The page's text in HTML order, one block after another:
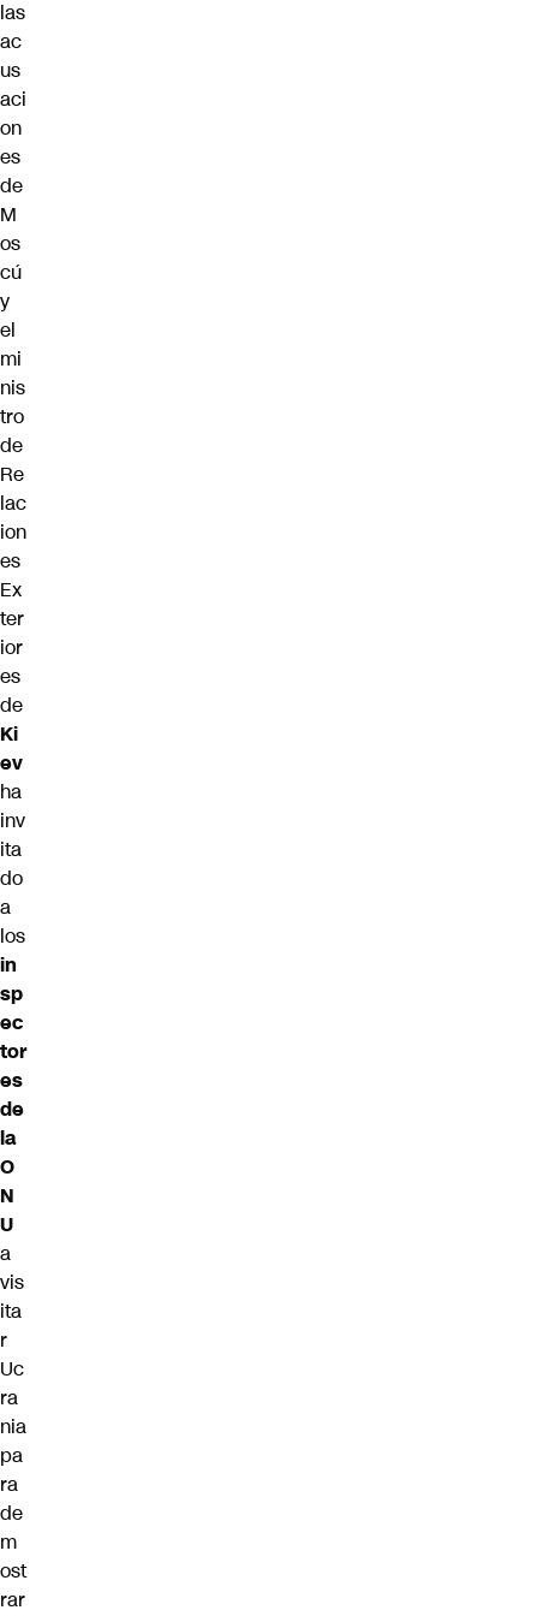
las
ac
us
aci
on
es
de
M
os
cú
y
el
mi
nis
tro
de
Re
lac
ion
es
Ex
ter
ior
es
de
Ki
ev
ha
inv
ita
do
a
los
in
sp
ec
tor
es
de
la
O
N
U
a
vis
ita
r
Uc
ra
nia
pa
ra
de
m
ost
rar